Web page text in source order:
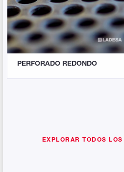
PERFORADO REDONDO
EXPLORAR TODOS